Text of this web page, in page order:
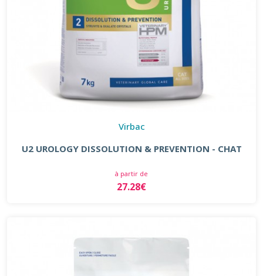
Virbac
U2 UROLOGY DISSOLUTION & PREVENTION - CHAT
à partir de
27.28€